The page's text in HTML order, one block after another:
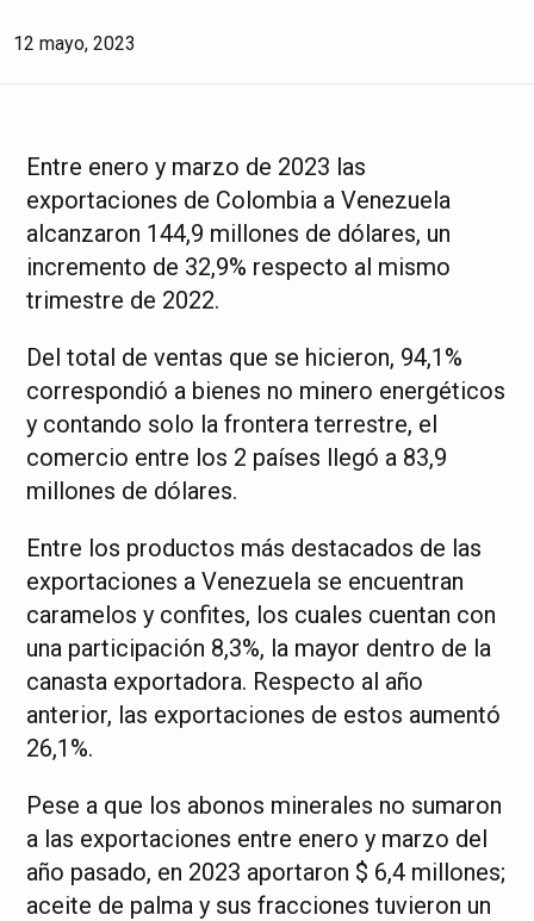
12 mayo, 2023
Entre enero y marzo de 2023 las
exportaciones de Colombia a Venezuela
alcanzaron 144,9 millones de dólares, un
incremento de 32,9% respecto al mismo
trimestre de 2022.
Del total de ventas que se hicieron, 94,1%
correspondió a bienes no minero energéticos
y contando solo la frontera terrestre, el
comercio entre los 2 países llegó a 83,9
millones de dólares.
Entre los productos más destacados de las
exportaciones a Venezuela se encuentran
caramelos y confites, los cuales cuentan con
una participación 8,3%, la mayor dentro de la
canasta exportadora. Respecto al año
anterior, las exportaciones de estos aumentó
26,1%.
Pese a que los abonos minerales no sumaron
a las exportaciones entre enero y marzo del
año pasado, en 2023 aportaron $ 6,4 millones;
aceite de palma y sus fracciones tuvieron un